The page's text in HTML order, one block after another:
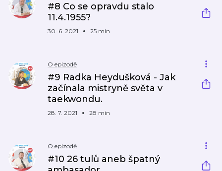
#8 Co se opravdu stalo
11.4.1955?
30. 6. 2021 25 min
O epizodě
#9 Radka Heydušková - Jak
začínala mistryně světa v
taekwondu.
28. 7. 2021 28 min
O epizodě
#10 26 tulů aneb špatný